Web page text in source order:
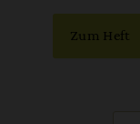
Zum Heft